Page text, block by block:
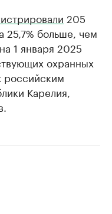
205
25,7% больше, чем
1 января 2025
охранных
российским
Карелия,